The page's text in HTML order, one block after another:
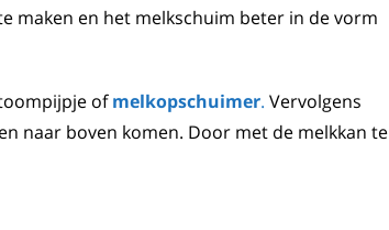
maken en het melkschuim beter in de vorm
ofmelkopschuimer. Vervolgens
naar boven komen. Door met de melkkan te